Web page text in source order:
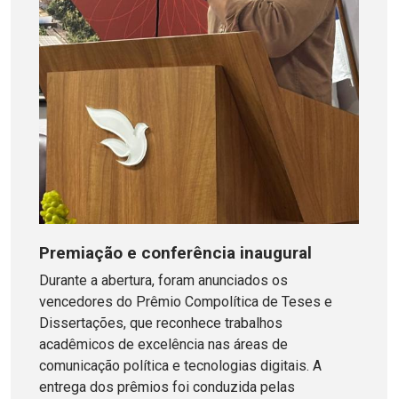
Premiação e conferência inaugural
Durante a abertura, foram anunciados os
vencedores do Prêmio Compolítica de Teses e
Dissertações, que reconhece trabalhos
acadêmicos de excelência nas áreas de
comunicação política e tecnologias digitais. A
entrega dos prêmios foi conduzida pelas